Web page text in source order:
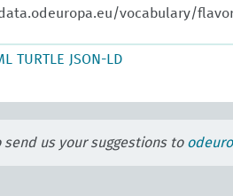
vocabulary/
TURTLE JSON-LD
us your suggestions to